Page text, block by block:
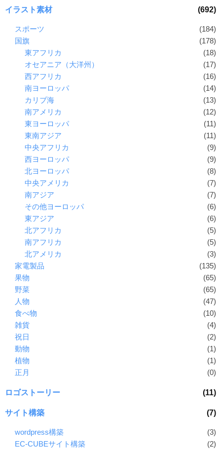
イラスト素材 (692)
スポーツ
(184)
国旗
(178)
東アフリカ
(18)
オセアニア（大洋州）
(17)
西アフリカ
(16)
南ヨーロッパ
(14)
カリブ海
(13)
南アメリカ
(12)
東ヨーロッパ
(11)
東南アジア
(11)
中央アフリカ
(9)
西ヨーロッパ
(9)
北ヨーロッパ
(8)
中央アメリカ
(7)
南アジア
(7)
その他ヨーロッパ
(6)
東アジア
(6)
北アフリカ
(5)
南アフリカ
(5)
北アメリカ
(3)
家電製品
(135)
果物
(65)
野菜
(65)
人物
(47)
食べ物
(10)
雑貨
(4)
祝日
(2)
動物
(1)
植物
(1)
正月
(0)
ロゴストーリー (11)
サイト構築 (7)
wordpress構築
(3)
EC-CUBEサイト構築
(2)